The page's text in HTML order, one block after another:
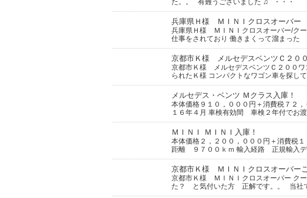
た。。 有難うございました ♫ ・・・
兵庫県Ｈ様 ＭＩＮＩクロスオーバー
兵庫県Ｈ様 ＭＩＮＩクロスオーバー/ク
仕事をされており 働きまくって溜まっ
京都市Ｋ様 メルセデスベンツＣ２０
京都市Ｋ様 メルセデスベンツＣ２００ワ
られたＫ様 コンパクトなワゴン車を探し
メルセデス・ベンツ Ｍクラス入庫！
本体価格９１０，０００円＋消費税７２
１６年４月 車検有効間 車検２年付でお
ＭＩＮＩ ＭＩＮＩ入庫！
本体価格２，２００，０００円＋消費税
距離 ９７００ｋｍ 輸入経路 正規輸入
京都市Ｋ様 ＭＩＮＩクロスオーバー
京都市Ｋ様 ＭＩＮＩクロスオーバー ク
た？ と気付いた方 正解です。。 当社で